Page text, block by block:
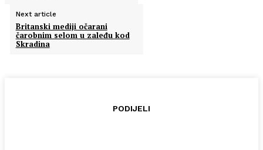
Next article
Britanski mediji očarani
čarobnim selom u zaleđu kod
Skradina
PODIJELI